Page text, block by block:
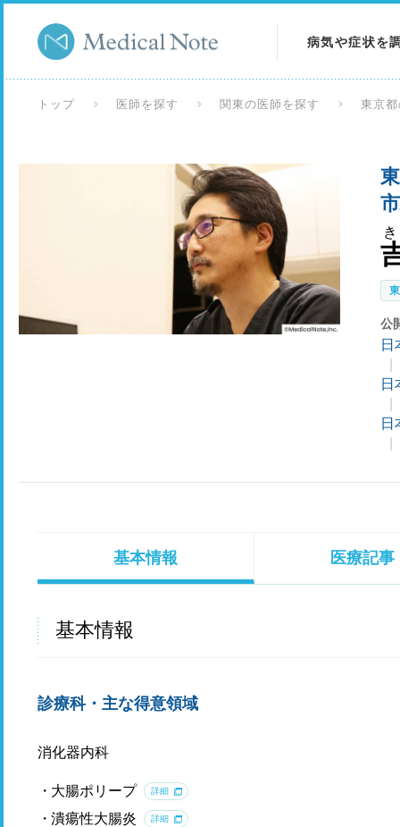
病気や症状を
検査を調べる
トップ 医師を探す 関東の医師を探す 東京
公
日
日
日
基本情報 医療記事
基本情報
診療科・主な得意領域
消化器内科
大腸ポリープ 詳細
潰瘍性大腸炎 詳細